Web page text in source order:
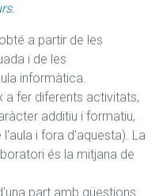
a partir de les
i de les
informàtica.
a fer diferents activitats,
additiu i formatiu,
i fora d'aquesta). La
és la mitjana de
part amb qüestions